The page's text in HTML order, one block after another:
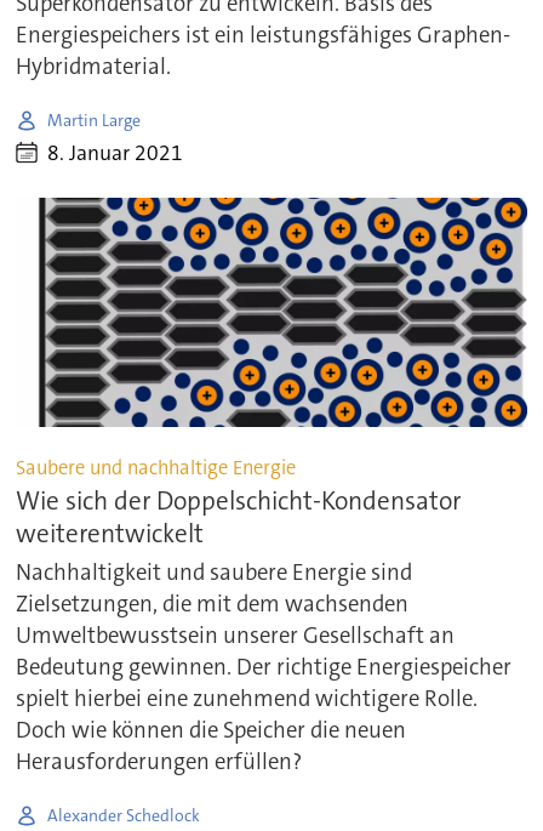
Energiespeichers ist ein leistungsfähiges Graphen-
Hybridmaterial.
Martin Large
8. Januar 2021
Saubere und nachhaltige Energie
Wie sich der Doppelschicht-Kondensator
weiterentwickelt
Nachhaltigkeit und saubere Energie sind
Zielsetzungen, die mit dem wachsenden
Umweltbewusstsein unserer Gesellschaft an
Bedeutung gewinnen. Der richtige Energiespeicher
spielt hierbei eine zunehmend wichtigere Rolle.
Doch wie können die Speicher die neuen
Herausforderungen erfüllen?
Alexander Schedlock